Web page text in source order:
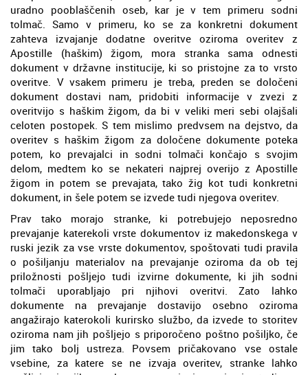
uradno pooblaščenih oseb, kar je v tem primeru sodni
tolmač. Samo v primeru, ko se za konkretni dokument
zahteva izvajanje dodatne overitve oziroma overitev z
Apostille (haškim) žigom, mora stranka sama odnesti
dokument v državne institucije, ki so pristojne za to vrsto
overitve. V vsakem primeru je treba, preden se določeni
dokument dostavi nam, pridobiti informacije v zvezi z
overitvijo s haškim žigom, da bi v veliki meri sebi olajšali
celoten postopek. S tem mislimo predvsem na dejstvo, da
overitev s haškim žigom za določene dokumente poteka
potem, ko prevajalci in sodni tolmači končajo s svojim
delom, medtem ko se nekateri najprej overijo z Apostille
žigom in potem se prevajata, tako žig kot tudi konkretni
dokument, in šele potem se izvede tudi njegova overitev.
Prav tako morajo stranke, ki potrebujejo neposredno
prevajanje katerekoli vrste dokumentov iz makedonskega v
ruski jezik za vse vrste dokumentov, spoštovati tudi pravila
o pošiljanju materialov na prevajanje oziroma da ob tej
priložnosti pošljejo tudi izvirne dokumente, ki jih sodni
tolmači uporabljajo pri njihovi overitvi. Zato lahko
dokumente na prevajanje dostavijo osebno oziroma
angažirajo katerokoli kurirsko službo, da izvede to storitev
oziroma nam jih pošljejo s priporočeno poštno pošiljko, če
jim tako bolj ustreza. Povsem pričakovano vse ostale
vsebine, za katere se ne izvaja overitev, stranke lahko